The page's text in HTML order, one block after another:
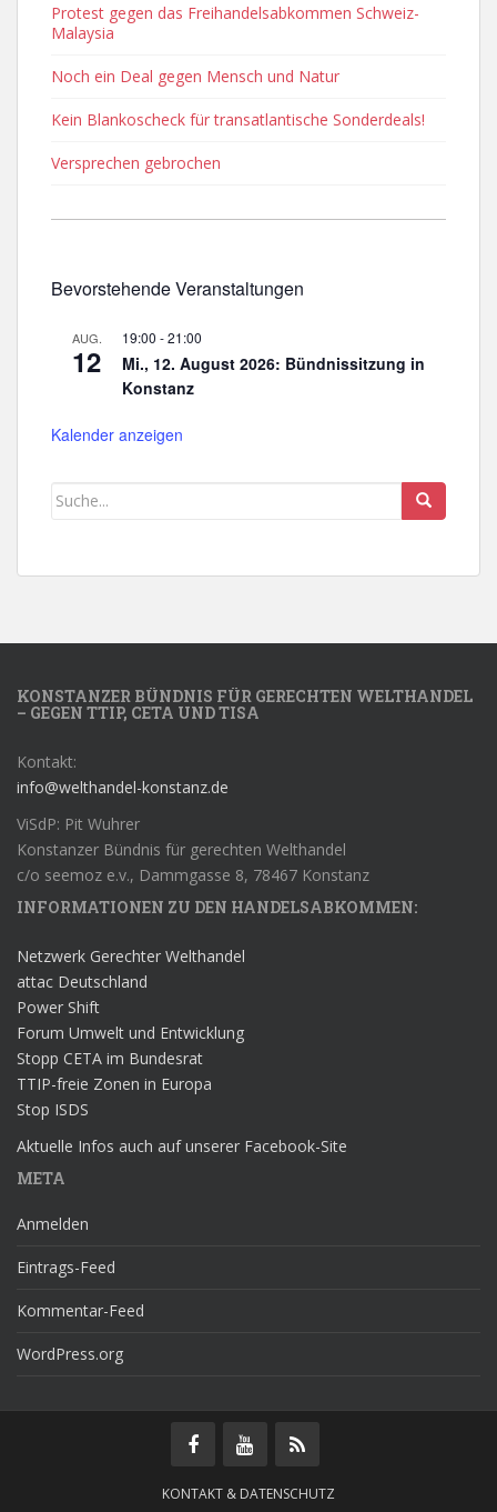
Protest gegen das Freihandelsabkommen Schweiz-
Malaysia
Noch ein Deal gegen Mensch und Natur
Kein Blankoscheck für transatlantische Sonderdeals!
Versprechen gebrochen
Bevorstehende Veranstaltungen
AUG.
12
19:00 -21:00
Mi., 12. August 2026: Bündnissitzung in
Konstanz
Kalender anzeigen
KONSTANZER BÜNDNIS FÜR GERECHTEN WELTHANDEL
– GEGEN TTIP, CETA UND TISA
Kontakt:
info@welthandel-konstanz.de
ViSdP: Pit Wuhrer
Konstanzer Bündnis für gerechten Welthandel
c/o seemoz e.v., Dammgasse 8, 78467 Konstanz
INFORMATIONEN ZU DEN HANDELSABKOMMEN:
Netzwerk Gerechter Welthandel
attac Deutschland
Power Shift
Forum Umwelt und Entwicklung
Stopp CETA im Bundesrat
TTIP-freie Zonen in Europa
Stop ISDS
Aktuelle Infos auch auf unserer Facebook-Site
META
Anmelden
Eintrags-Feed
Kommentar-Feed
WordPress.org
KONTAKT & DATENSCHUTZ